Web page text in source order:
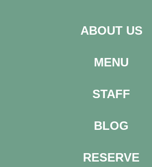
ABOUT US
MENU
STAFF
BLOG
RESERVE